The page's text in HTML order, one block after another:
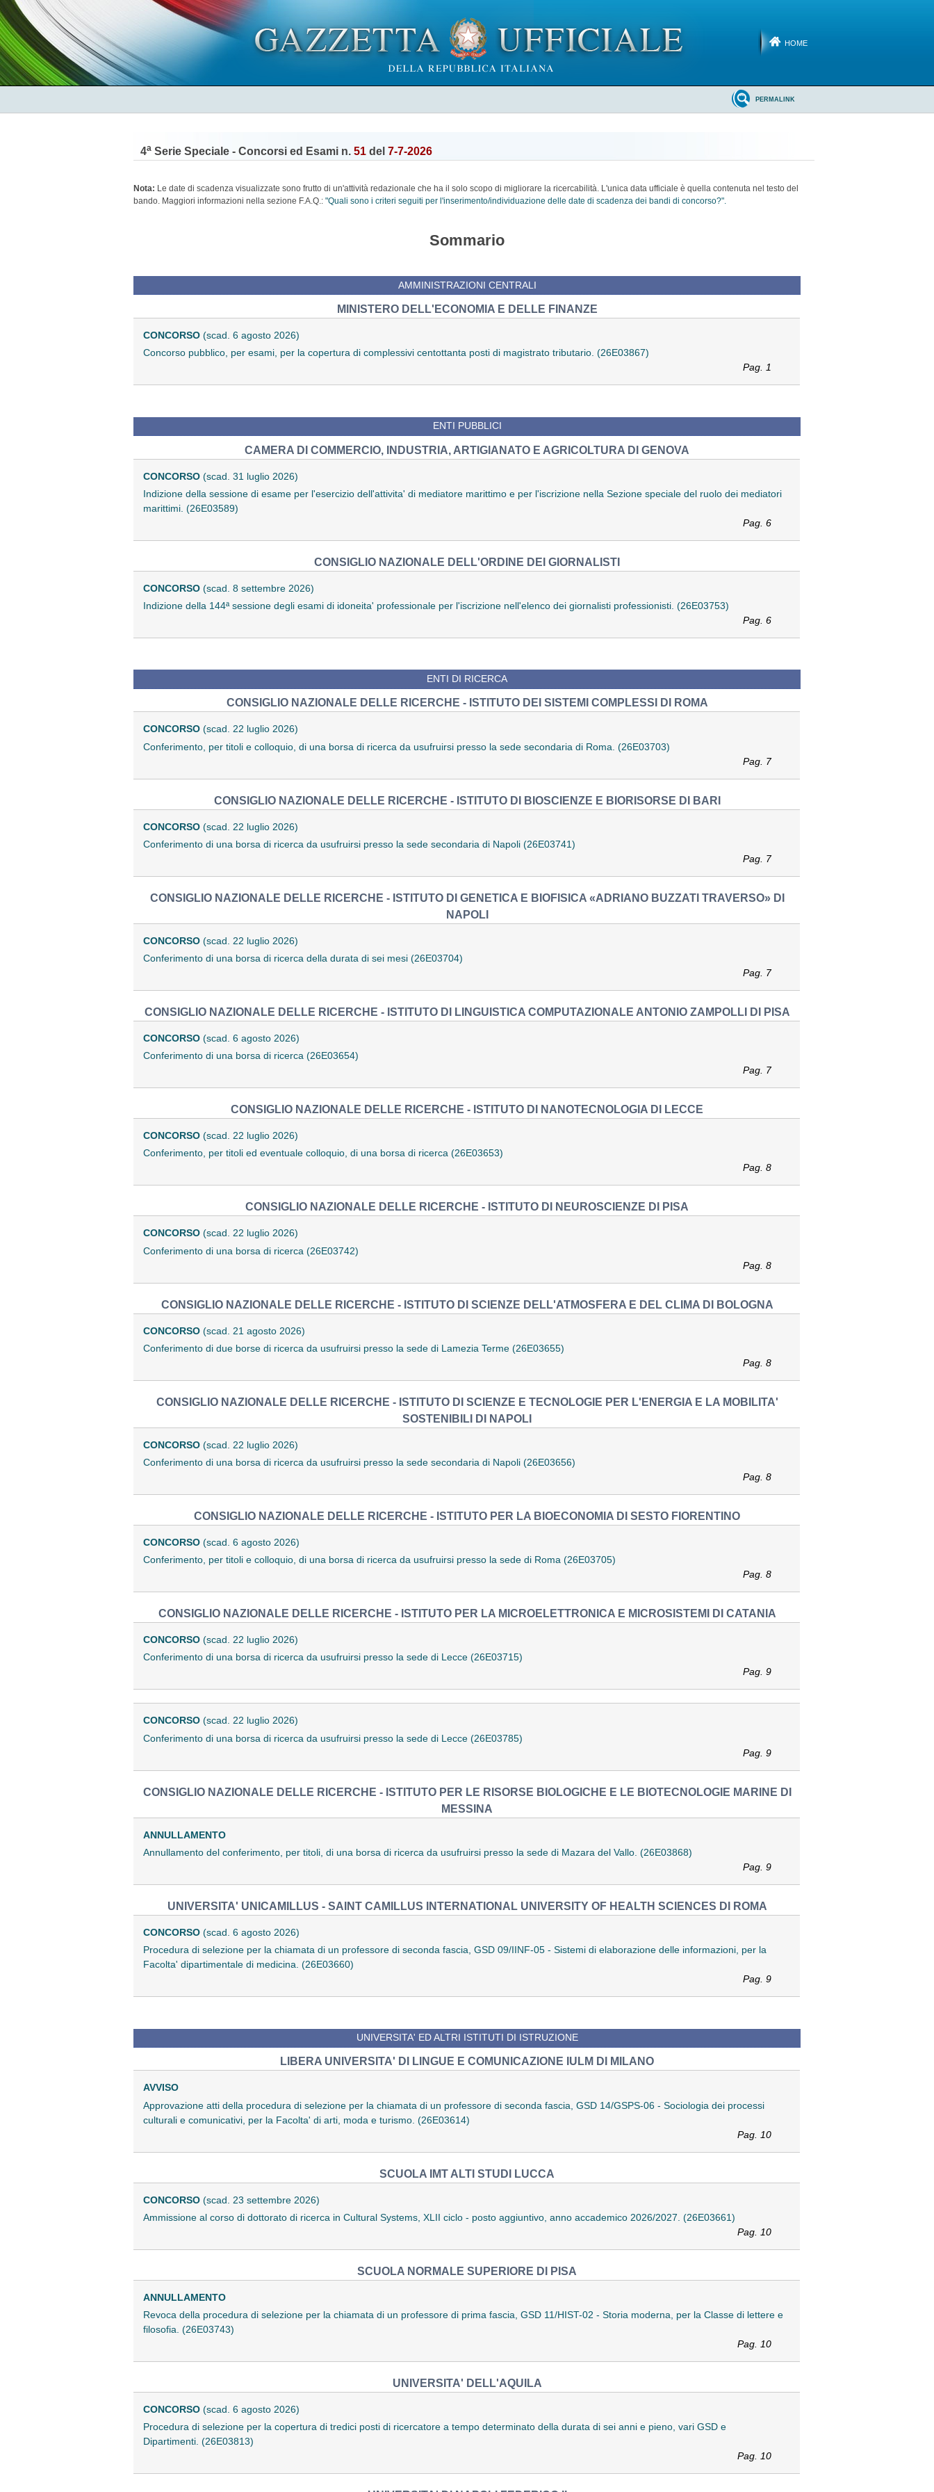
HOME
PERMALINK
4a Serie Speciale - Concorsi ed Esami n. 51 del 7-7-2026
Nota: Le date di scadenza visualizzate sono frutto di un'attività redazionale che ha il solo scopo di migliorare la ricercabilità. L'unica data ufficiale è quella contenuta nel testo del
bando. Maggiori informazioni nella sezione F.A.Q.: "Quali sono i criteri seguiti per l'inserimento/individuazione delle date di scadenza dei bandi di concorso?".
Sommario
AMMINISTRAZIONI CENTRALI
MINISTERO DELL'ECONOMIA E DELLE FINANZE
CONCORSO (scad. 6 agosto 2026)
Concorso pubblico, per esami, per la copertura di complessivi centottanta posti di magistrato tributario. (26E03867)
Pag. 1
ENTI PUBBLICI
CAMERA DI COMMERCIO, INDUSTRIA, ARTIGIANATO E AGRICOLTURA DI GENOVA
CONCORSO (scad. 31 luglio 2026)
Indizione della sessione di esame per l'esercizio dell'attivita' di mediatore marittimo e per l'iscrizione nella Sezione speciale del ruolo dei mediatori
marittimi. (26E03589)
Pag. 6
CONSIGLIO NAZIONALE DELL'ORDINE DEI GIORNALISTI
CONCORSO (scad. 8 settembre 2026)
Indizione della 144ª sessione degli esami di idoneita' professionale per l'iscrizione nell'elenco dei giornalisti professionisti. (26E03753)
Pag. 6
ENTI DI RICERCA
CONSIGLIO NAZIONALE DELLE RICERCHE - ISTITUTO DEI SISTEMI COMPLESSI DI ROMA
CONCORSO (scad. 22 luglio 2026)
Conferimento, per titoli e colloquio, di una borsa di ricerca da usufruirsi presso la sede secondaria di Roma. (26E03703)
Pag. 7
CONSIGLIO NAZIONALE DELLE RICERCHE - ISTITUTO DI BIOSCIENZE E BIORISORSE DI BARI
CONCORSO (scad. 22 luglio 2026)
Conferimento di una borsa di ricerca da usufruirsi presso la sede secondaria di Napoli (26E03741)
Pag. 7
CONSIGLIO NAZIONALE DELLE RICERCHE - ISTITUTO DI GENETICA E BIOFISICA «ADRIANO BUZZATI TRAVERSO» DI
NAPOLI
CONCORSO (scad. 22 luglio 2026)
Conferimento di una borsa di ricerca della durata di sei mesi (26E03704)
Pag. 7
CONSIGLIO NAZIONALE DELLE RICERCHE - ISTITUTO DI LINGUISTICA COMPUTAZIONALE ANTONIO ZAMPOLLI DI PISA
CONCORSO (scad. 6 agosto 2026)
Conferimento di una borsa di ricerca (26E03654)
Pag. 7
CONSIGLIO NAZIONALE DELLE RICERCHE - ISTITUTO DI NANOTECNOLOGIA DI LECCE
CONCORSO (scad. 22 luglio 2026)
Conferimento, per titoli ed eventuale colloquio, di una borsa di ricerca (26E03653)
Pag. 8
CONSIGLIO NAZIONALE DELLE RICERCHE - ISTITUTO DI NEUROSCIENZE DI PISA
CONCORSO (scad. 22 luglio 2026)
Conferimento di una borsa di ricerca (26E03742)
Pag. 8
CONSIGLIO NAZIONALE DELLE RICERCHE - ISTITUTO DI SCIENZE DELL'ATMOSFERA E DEL CLIMA DI BOLOGNA
CONCORSO (scad. 21 agosto 2026)
Conferimento di due borse di ricerca da usufruirsi presso la sede di Lamezia Terme (26E03655)
Pag. 8
CONSIGLIO NAZIONALE DELLE RICERCHE - ISTITUTO DI SCIENZE E TECNOLOGIE PER L'ENERGIA E LA MOBILITA'
SOSTENIBILI DI NAPOLI
CONCORSO (scad. 22 luglio 2026)
Conferimento di una borsa di ricerca da usufruirsi presso la sede secondaria di Napoli (26E03656)
Pag. 8
CONSIGLIO NAZIONALE DELLE RICERCHE - ISTITUTO PER LA BIOECONOMIA DI SESTO FIORENTINO
CONCORSO (scad. 6 agosto 2026)
Conferimento, per titoli e colloquio, di una borsa di ricerca da usufruirsi presso la sede di Roma (26E03705)
Pag. 8
CONSIGLIO NAZIONALE DELLE RICERCHE - ISTITUTO PER LA MICROELETTRONICA E MICROSISTEMI DI CATANIA
CONCORSO (scad. 22 luglio 2026)
Conferimento di una borsa di ricerca da usufruirsi presso la sede di Lecce (26E03715)
Pag. 9
CONCORSO (scad. 22 luglio 2026)
Conferimento di una borsa di ricerca da usufruirsi presso la sede di Lecce (26E03785)
Pag. 9
CONSIGLIO NAZIONALE DELLE RICERCHE - ISTITUTO PER LE RISORSE BIOLOGICHE E LE BIOTECNOLOGIE MARINE DI
MESSINA
ANNULLAMENTO
Annullamento del conferimento, per titoli, di una borsa di ricerca da usufruirsi presso la sede di Mazara del Vallo. (26E03868)
Pag. 9
UNIVERSITA' UNICAMILLUS - SAINT CAMILLUS INTERNATIONAL UNIVERSITY OF HEALTH SCIENCES DI ROMA
CONCORSO (scad. 6 agosto 2026)
Procedura di selezione per la chiamata di un professore di seconda fascia, GSD 09/IINF-05 - Sistemi di elaborazione delle informazioni, per la
Facolta' dipartimentale di medicina. (26E03660)
Pag. 9
UNIVERSITA' ED ALTRI ISTITUTI DI ISTRUZIONE
LIBERA UNIVERSITA' DI LINGUE E COMUNICAZIONE IULM DI MILANO
AVVISO
Approvazione atti della procedura di selezione per la chiamata di un professore di seconda fascia, GSD 14/GSPS-06 - Sociologia dei processi
culturali e comunicativi, per la Facolta' di arti, moda e turismo. (26E03614)
Pag. 10
SCUOLA IMT ALTI STUDI LUCCA
CONCORSO (scad. 23 settembre 2026)
Ammissione al corso di dottorato di ricerca in Cultural Systems, XLII ciclo - posto aggiuntivo, anno accademico 2026/2027. (26E03661)
Pag. 10
SCUOLA NORMALE SUPERIORE DI PISA
ANNULLAMENTO
Revoca della procedura di selezione per la chiamata di un professore di prima fascia, GSD 11/HIST-02 - Storia moderna, per la Classe di lettere e
filosofia. (26E03743)
Pag. 10
UNIVERSITA' DELL'AQUILA
CONCORSO (scad. 6 agosto 2026)
Procedura di selezione per la copertura di tredici posti di ricercatore a tempo determinato della durata di sei anni e pieno, vari GSD e
Dipartimenti. (26E03813)
Pag. 10